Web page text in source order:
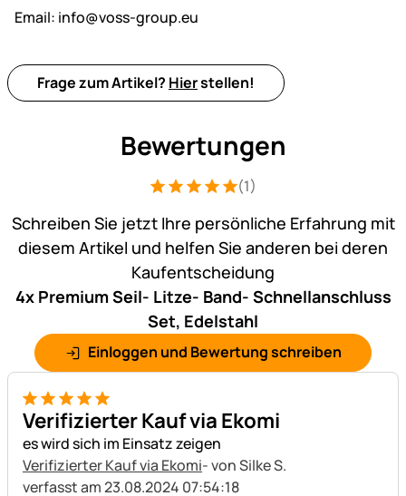
Email: info@voss-group.eu
Frage zum Artikel? Hierstellen!
Bewertungen
Bewertung: 5 von 5 (1 Bewertungen)
1 Bewertung(1)
Schreiben Sie jetzt Ihre persönliche Erfahrung mit
diesem Artikel und helfen Sie anderen bei deren
Kaufentscheidung
4x Premium Seil- Litze- Band- Schnellanschluss
Set, Edelstahl
Einloggen und Bewertung schreiben
5 von 5
Verifizierter Kauf via Ekomi
es wird sich im Einsatz zeigen
Verifizierter Kauf via Ekomi- von Silke S.
verfasst am 23.08.2024 07:54:18